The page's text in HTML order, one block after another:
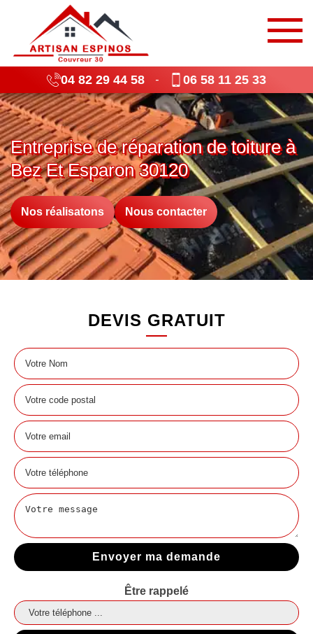
04 82 29 44 58 - 06 58 11 25 33
Entreprise de réparation de toiture à
Bez Et Esparon 30120
Nos réalisatons Nous contacter
DEVIS GRATUIT
Être rappelé